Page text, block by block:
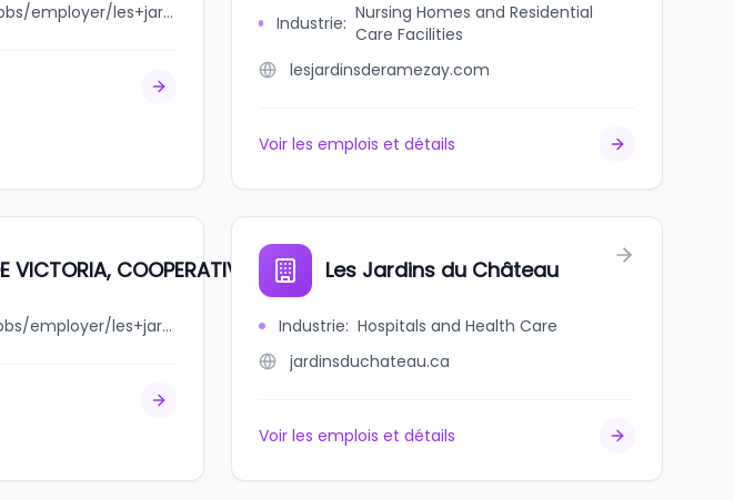
jobbank.gc.ca/browsejobs/employer/les+jardins+de+la+c%C3%B4te+-+groupe+boivin/ca Industrie: Nursing Homes and Residential
Care Facilities
lesjardinsderamezay.com
Voir les emplois et détails
VICTORIA, COOPERATIVE D E SOLIDARITE
jobbank.gc.ca/browsejobs/employer/les+jardins+de+victoria%2C++++++cooperative+d+e+solidarite/ca
Les Jardins du Château
Industrie: Hospitals and Health Care
jardinsduchateau.ca
Voir les emplois et détails